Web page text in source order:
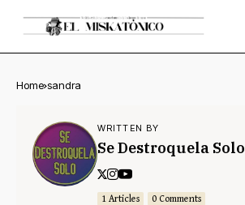
Home sandra
WRITTEN BY
Se Destroquela Solo
1 Articles 0 Comments